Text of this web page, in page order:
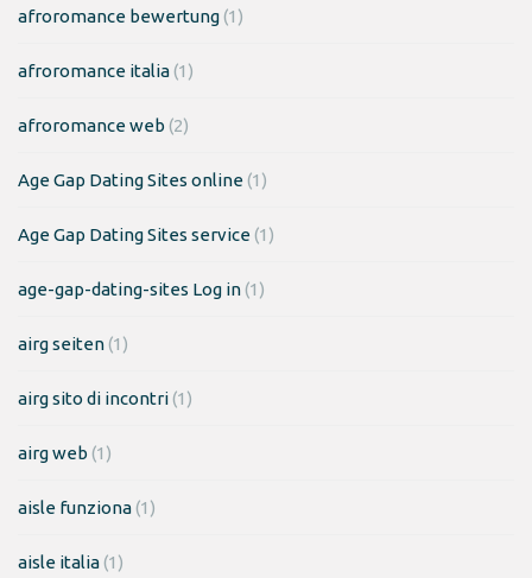
afroromance bewertung(1)
afroromance italia(1)
afroromance web (2)
Age Gap Dating Sites online(1)
Age Gap Dating Sites service(1)
age-gap-dating-sites Log in(1)
airg seiten(1)
airg sito di incontri(1)
airg web (1)
aisle funziona(1)
aisle italia(1)